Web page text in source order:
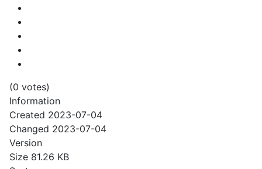
(0 votes)
Information
Created 2023-07-04
Changed 2023-07-04
Version
Size 81.26 KB